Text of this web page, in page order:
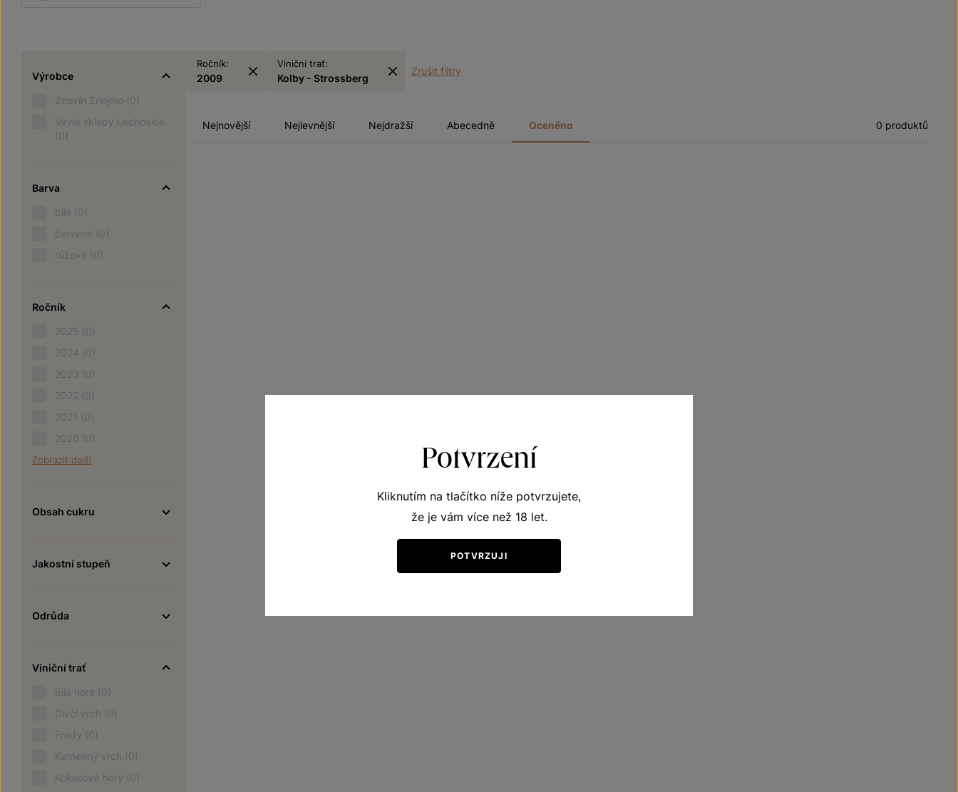
Výrobce
Znovín Znojmo (0)
Vinné sklepy Lechovice
(0)
Barva
bílé (0)
červené (0)
růžové (0)
Ročník
2025 (0)
2024 (0)
2023 (0)
2022 (0)
2021 (0)
2020 (0)
Zobrazit další
Obsah cukru
Jakostní stupeň
Odrůda
Viniční trať
Bílá hora (0)
Dívčí vrch (0)
Frédy (0)
Kamenný vrch (0)
Kokusové hory (0)
Ročník:
2009
Viniční trať:
Kolby - Strossberg
Zrušit filtry
Nejnovější Nejlevnější Nejdražší Abecedně Oceněno 0 produktů
Potvrzení
Kliknutím na tlačítko níže potvrzujete,
že je vám více než 18 let.
POTVRZUJI